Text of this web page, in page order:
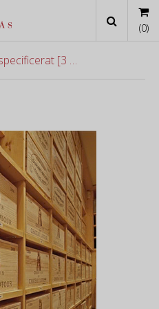
Trälåda - ospecificerat [3 pac]
(0)